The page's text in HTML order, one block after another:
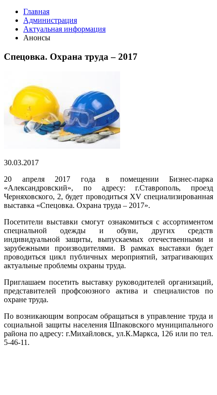
Главная
Администрация
Актуальная информация
Анонсы
Спецовка. Охрана труда – 2017
30.03.2017
20 апреля 2017 года в помещении Бизнес-парка
«Александровский», по адресу: г.Ставрополь, проезд
Черняховского, 2, будет проводиться XV специализированная
выставка «Спецовка. Охрана труда – 2017».
Посетители выставки смогут ознакомиться с ассортиментом
специальной одежды и обуви, других средств
индивидуальной защиты, выпускаемых отечественными и
зарубежными производителями. В рамках выставки будет
проводиться цикл публичных мероприятий, затрагивающих
актуальные проблемы охраны труда.
Приглашаем посетить выставку руководителей организаций,
представителей профсоюзного актива и специалистов по
охране труда.
По возникающим вопросам обращаться в управление труда и
социальной защиты населения Шпаковского муниципального
района по адресу: г.Михайловск, ул.К.Маркса, 126 или по тел.
5-46-11.